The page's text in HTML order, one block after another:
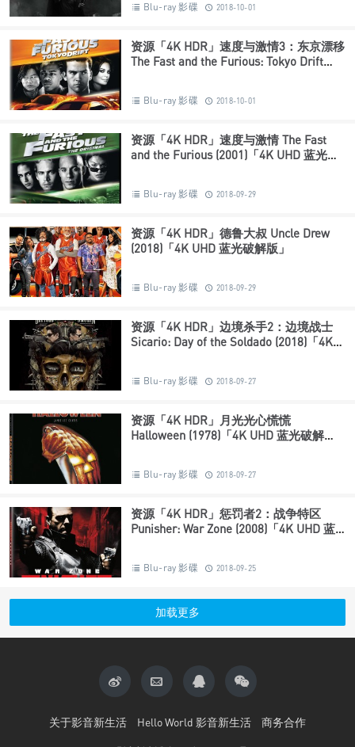
Blu-ray 影碟 2018-10-01
资源「4K HDR」速度与激情3：东京漂移
The Fast and the Furious: Tokyo Drift
Blu-ray 影碟 2018-10-01
资源「4K HDR」速度与激情 The Fast
and the Furious (2001)「4K UHD 蓝光破
Blu-ray 影碟 2018-09-29
资源「4K HDR」德鲁大叔 Uncle Drew
(2018)「4K UHD 蓝光破解版」
Blu-ray 影碟 2018-09-29
资源「4K HDR」边境杀手2：边境战士
Sicario: Day of the Soldado (2018)「4K
Blu-ray 影碟 2018-09-27
资源「4K HDR」月光光心慌慌
Halloween (1978)「4K UHD 蓝光破解
Blu-ray 影碟 2018-09-27
资源「4K HDR」惩罚者2：战争特区
Punisher: War Zone (2008)「4K UHD 蓝
Blu-ray 影碟 2018-09-25
加载更多
关于影音新生活 Hello World 影音新生活 商务合作